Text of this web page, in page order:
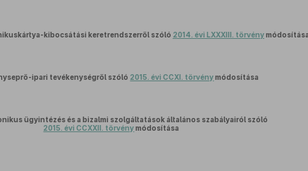
kibocsátási keretrendszerről szóló 2014. évi LXXXIII. törvénymódosítása
ipari tevékenységről szóló 2015. évi CCXI. törvénymódosítása
ügyintézés és a bizalmi szolgáltatások általános szabályairól szóló
2015. évi CCXXII. törvénymódosítása